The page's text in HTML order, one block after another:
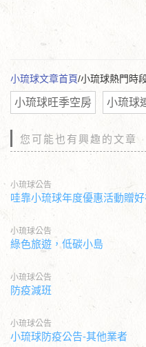
小琉球文章首頁/小琉球熱門時
小琉球旺季空房 小琉球
您可能也有興趣的文章
小琉球公告
哇靠小琉球年度優惠活動贈
小琉球公告
綠色旅遊，低碳小島
小琉球公告
防疫減班
小琉球公告
小琉球防疫公告-其他業者